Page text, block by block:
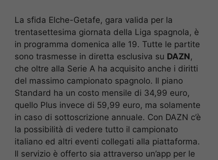
La sfida Elche-Getafe, gara valida per la
trentasettesima giornata della Liga spagnola, è
in programma domenica alle 19. Tutte le partite
sono trasmesse in diretta esclusiva su DAZN,
che oltre alla Serie A ha acquisito anche i diritti
del massimo campionato spagnolo. Il piano
Standard ha un costo mensile di 34,99 euro,
quello Plus invece di 59,99 euro, ma solamente
in caso di sottoscrizione annuale. Con DAZN c’è
la possibilità di vedere tutto il campionato
italiano ed altri eventi collegati alla piattaforma.
Il servizio è offerto sia attraverso un’app per le